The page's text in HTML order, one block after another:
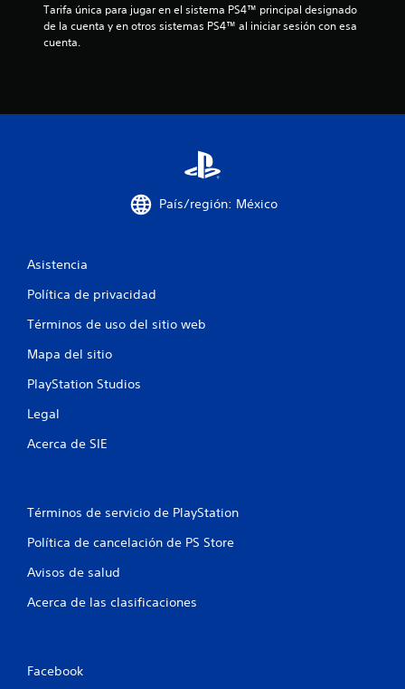
Tarifa única para jugar en el sistema PS4™ principal designado
de la cuenta y en otros sistemas PS4™ al iniciar sesión con esa
cuenta.
País/región: México
Asistencia
Política de privacidad
Términos de uso del sitio web
Mapa del sitio
PlayStation Studios
Legal
Acerca de SIE
Términos de servicio de PlayStation
Política de cancelación de PS Store
Avisos de salud
Acerca de las clasificaciones
Facebook